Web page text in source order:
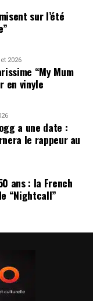
sur l’été
2026
“My Mum
en vinyle
a une date :
le rappeur au
ans : la French
“Nightcall”